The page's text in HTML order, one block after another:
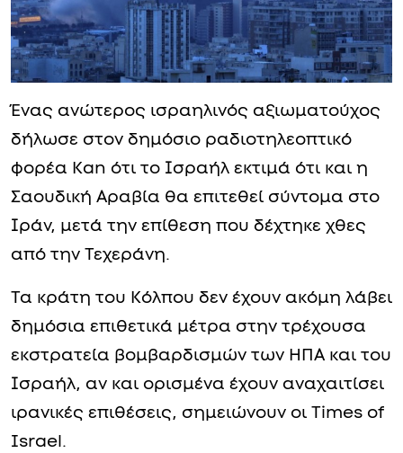
Ένας ανώτερος ισραηλινός αξιωματούχος
δήλωσε στον δημόσιο ραδιοτηλεοπτικό
φορέα Kan ότι το Ισραήλ εκτιμά ότι και η
Σαουδική Αραβία θα επιτεθεί σύντομα στο
Ιράν, μετά την επίθεση που δέχτηκε χθες
από την Τεχεράνη.
Τα κράτη του Κόλπου δεν έχουν ακόμη λάβει
δημόσια επιθετικά μέτρα στην τρέχουσα
εκστρατεία βομβαρδισμών των ΗΠΑ και του
Ισραήλ, αν και ορισμένα έχουν αναχαιτίσει
ιρανικές επιθέσεις, σημειώνουν οι Times of
Israel.